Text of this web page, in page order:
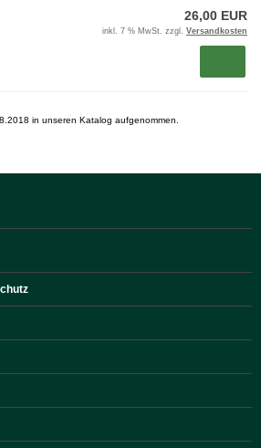
26,00 EUR
inkl. 7 % MwSt. zzgl. Versandkosten
in unseren Katalog aufgenommen.